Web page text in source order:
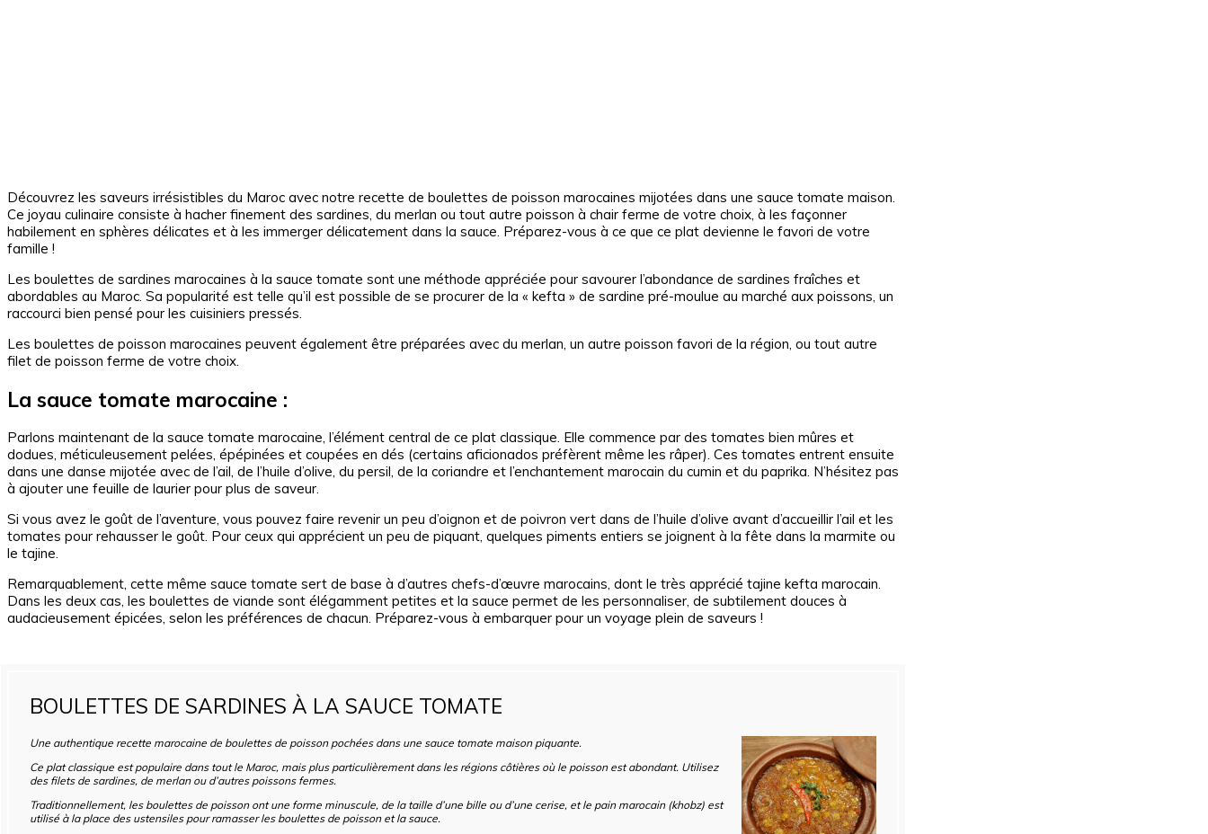
Découvrez les saveurs irrésistibles du Maroc avec notre recette de boulettes de poisson marocaines mijotées dans une sauce tomate maison.
Ce joyau culinaire consiste à hacher finement des sardines, du merlan ou tout autre poisson à chair ferme de votre choix, à les façonner
habilement en sphères délicates et à les immerger délicatement dans la sauce. Préparez-vous à ce que ce plat devienne le favori de votre
famille !
Les boulettes de sardines marocaines à la sauce tomate sont une méthode appréciée pour savourer l’abondance de sardines fraîches et
abordables au Maroc. Sa popularité est telle qu’il est possible de se procurer de la « kefta » de sardine pré-moulue au marché aux poissons, un
raccourci bien pensé pour les cuisiniers pressés.
Les boulettes de poisson marocaines peuvent également être préparées avec du merlan, un autre poisson favori de la région, ou tout autre
filet de poisson ferme de votre choix.
La sauce tomate marocaine :
Parlons maintenant de la sauce tomate marocaine, l’élément central de ce plat classique. Elle commence par des tomates bien mûres et
dodues, méticuleusement pelées, épépinées et coupées en dés (certains aficionados préfèrent même les râper). Ces tomates entrent ensuite
dans une danse mijotée avec de l’ail, de l’huile d’olive, du persil, de la coriandre et l’enchantement marocain du cumin et du paprika. N’hésitez pas
à ajouter une feuille de laurier pour plus de saveur.
Si vous avez le goût de l’aventure, vous pouvez faire revenir un peu d’oignon et de poivron vert dans de l’huile d’olive avant d’accueillir l’ail et les
tomates pour rehausser le goût. Pour ceux qui apprécient un peu de piquant, quelques piments entiers se joignent à la fête dans la marmite ou
le tajine.
Remarquablement, cette même sauce tomate sert de base à d’autres chefs-d’œuvre marocains, dont le très apprécié tajine kefta marocain.
Dans les deux cas, les boulettes de viande sont élégamment petites et la sauce permet de les personnaliser, de subtilement douces à
audacieusement épicées, selon les préférences de chacun. Préparez-vous à embarquer pour un voyage plein de saveurs !
BOULETTES DE SARDINES À LA SAUCE TOMATE
Une authentique recette marocaine de boulettes de poisson pochées dans une sauce tomate maison piquante.
Ce plat classique est populaire dans tout le Maroc, mais plus particulièrement dans les régions côtières où le poisson est abondant. Utilisez
des filets de sardines, de merlan ou d’autres poissons fermes.
Traditionnellement, les boulettes de poisson ont une forme minuscule, de la taille d’une bille ou d’une cerise, et le pain marocain (khobz) est
utilisé à la place des ustensiles pour ramasser les boulettes de poisson et la sauce.